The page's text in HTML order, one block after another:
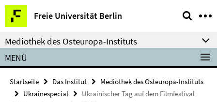
Springe
direkt
zu
Inhalt
Freie Universität Berlin
Service-
Navigation
Mediothek des Osteuropa-Instituts
MENÜ
Startseite Das Institut
Mediothek des Osteuropa-Instituts
Ukrainespecial
Ukrainischer Tag auf dem Filmfestival